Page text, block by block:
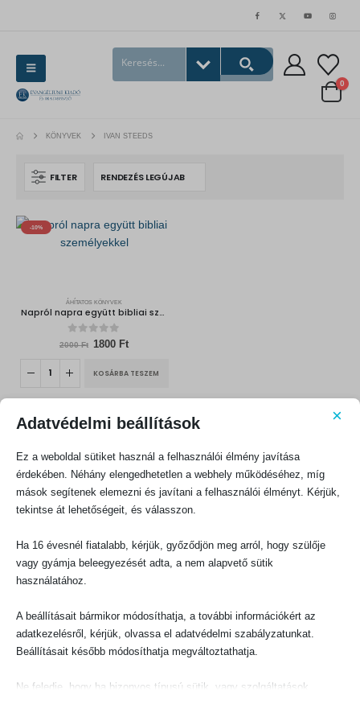
0
KÖNYVEK IVAN STEEDS
FILTER
-10%
ÁHÍTATOS KÖNYVEK
Napról napra együtt bibliai személyekkel
0out of 5
2000Ft
Original
2000 Ft.
1800 FtCurrent
1800 Ft.
KOSÁRBA TESZEM
KAPCSOLATFELVÉTEL
CÍM:
1066 Budapest, Ó utca 16.
TELEFON:
EMAIL:
rendeles@evangeliumikiado.hu
Adatvédelmi beállítások ×
Ez a weboldal sütiket használ a felhasználói élmény javítása
érdekében. Néhány elengedhetetlen a webhely működéséhez, míg
mások segítenek elemezni és javítani a felhasználói élményt. Kérjük,
tekintse át lehetőségeit, és válasszon.
Ha 16 évesnél fiatalabb, kérjük, győződjön meg arról, hogy szülője
vagy gyámja beleegyezését adta, a nem alapvető sütik
használatához.
A beállításait bármikor módosíthatja, a további információkért az
adatkezelésről, kérjük, olvassa el adatvédelmi szabályzatunkat.
Beállításait később módosíthatja megváltoztathatja.
Ne feledje, hogy ha bizonyos típusú sütik, vagy szolgáltatások